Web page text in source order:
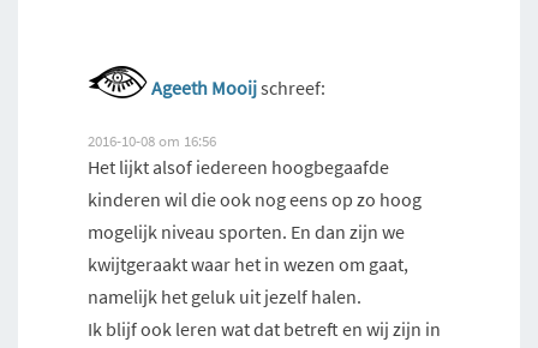
Ageeth Mooijschreef:
2016-10-08 om 16:56
Het lijkt alsof iedereen hoogbegaafde
kinderen wil die ook nog eens op zo hoog
mogelijk niveau sporten. En dan zijn we
kwijtgeraakt waar het in wezen om gaat,
namelijk het geluk uit jezelf halen.
Ik blijf ook leren wat dat betreft en wij zijn in